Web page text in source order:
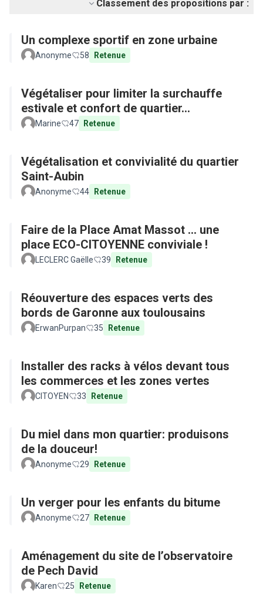
Classement des propositions par :
Un complexe sportif en zone urbaine
Anonyme 58 Retenue
Végétaliser pour limiter la surchauffe
estivale et confort de quartier...
Marine 47 Retenue
Végétalisation et convivialité du quartier
Saint-Aubin
Anonyme 44 Retenue
Faire de la Place Amat Massot ... une
place ECO-CITOYENNE conviviale !
LECLERC Gaëlle 39 Retenue
Réouverture des espaces verts des
bords de Garonne aux toulousains
ErwanPurpan 35 Retenue
Installer des racks à vélos devant tous
les commerces et les zones vertes
CITOYEN 33 Retenue
Du miel dans mon quartier: produisons
de la douceur!
Anonyme 29 Retenue
Un verger pour les enfants du bitume
Anonyme 27 Retenue
Aménagement du site de l’observatoire
de Pech David
Karen 25 Retenue